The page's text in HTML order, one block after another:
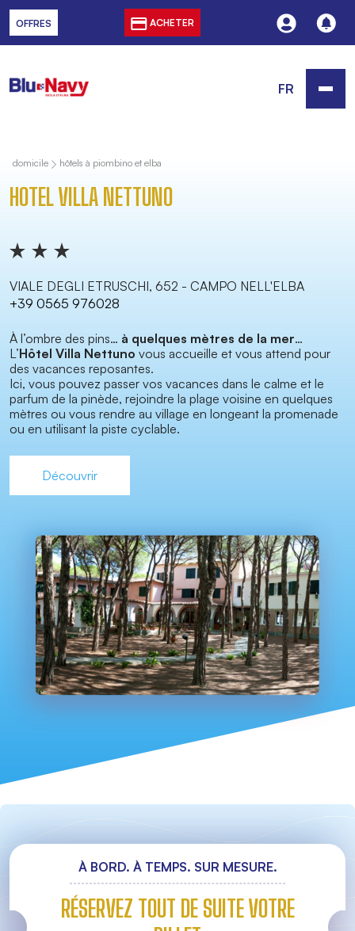
OFFRES ACHETER
FR
domicile hôtels à piombino et elba
HOTEL VILLA NETTUNO
VIALE DEGLI ETRUSCHI, 652 - CAMPO NELL'ELBA
+39 0565 976028
À l’ombre des pins… à quelques mètres de la mer…
L’Hôtel Villa Nettuno vous accueille et vous attend pour
des vacances reposantes.
Ici, vous pouvez passer vos vacances dans le calme et le
parfum de la pinède, rejoindre la plage voisine en quelques
mètres ou vous rendre au village en longeant la promenade
ou en utilisant la piste cyclable.
Découvrir
À BORD. À TEMPS. SUR MESURE.
RÉSERVEZ TOUT DE SUITE VOTRE